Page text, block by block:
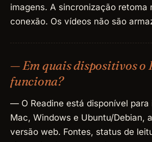
imagens. A sincronização retoma
conexão. Os vídeos não são
— Em quais dispositivos o
funciona?
— O Readine está disponível para
Mac, Windows e Ubuntu/Debian,
versão web. Fontes, status de